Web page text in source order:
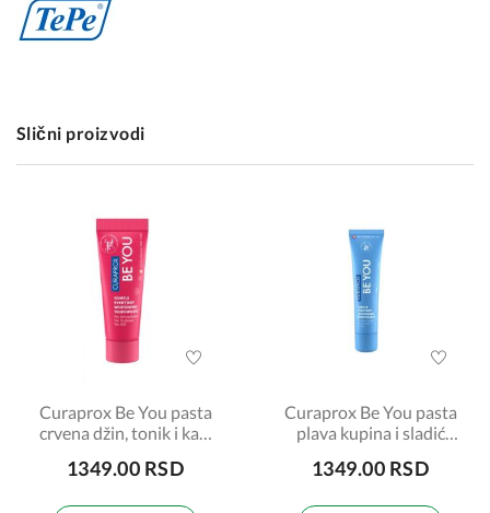
Slični proizvodi
Curaprox Be You pasta
crvena džin, tonik i kaki
1349.00 RSD
Curaprox Be You pasta
plava kupina i sladić
1349.00 RSD